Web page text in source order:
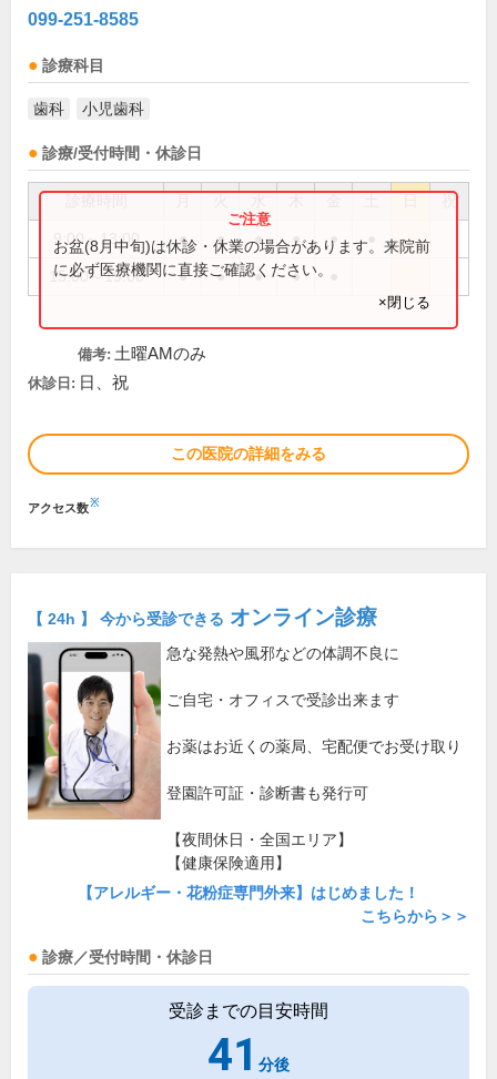
099-251-8585
診療科目
歯科 小児歯科
診療/受付時間・休診日
祝
9:00～13:00 ● ● ● ● ●
15:00～19:00 ● ● ● ●
お盆(8月中旬)は休診・休業の場合があります。来院前
に必ず医療機関に直接ご確認ください。
×閉じる
備考: 土曜AMのみ
休診日: 日、祝
この医院の詳細をみる
アクセス数※
【 24h 】 今から受診できる オンライン診療
急な発熱や風邪などの体調不良に
ご自宅・オフィスで受診出来ます
お薬はお近くの薬局、宅配便でお受け取り
登園許可証・診断書も発行可
【夜間休日・全国エリア】
【健康保険適用】
【アレルギー・花粉症専門外来】はじめました！
こちらから＞＞
診療／受付時間・休診日
受診までの目安時間
41 分後